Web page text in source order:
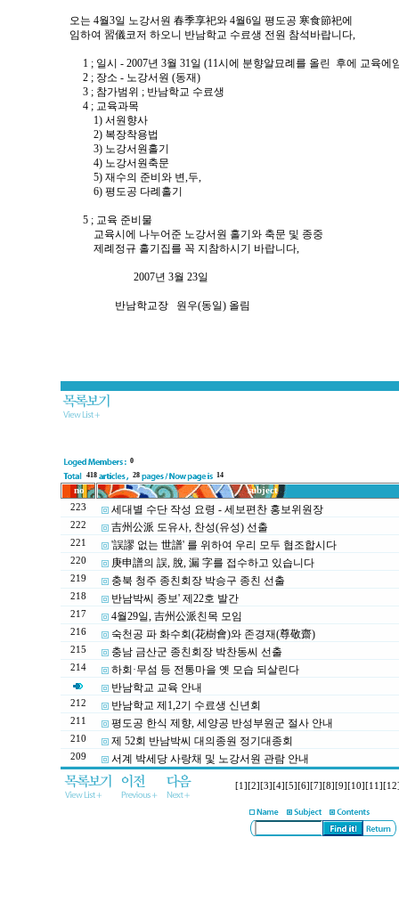
오는 4월3일 노강서원 春季享祀와 4월6일 평도공 寒食節祀에
임하여 習儀코저 하오니 반남학교 수료생 전원 참석바랍니다,
1 ; 일시 - 2007년 3월 31일 (11시에 분향알묘례를 올린 후에 교육에
2 ; 장소 - 노강서원 (동재)
3 ; 참가범위 ; 반남학교 수료생
4 ; 교육과목
1) 서원향사
2) 복장착용법
3) 노강서원홀기
4) 노강서원축문
5) 재수의 준비와 변,두,
6) 평도공 다례홀기
5 ; 교육 준비물
교육시에 나누어준 노강서원 홀기와 축문 및 종중
제례정규 홀기집를 꼭 지참하시기 바랍니다,
2007년 3월 23일
반남학교장 원우(동일) 올림
0
418
28 14
no
subject
223
세대별 수단 작성 요령 - 세보편찬 홍보위원장
222 吉州公派 도유사, 찬성(유성) 선출
221 '誤謬 없는 世譜' 를 위하여 우리 모두 협조합시다
220 庚申譜의 誤, 脫, 漏 字를 접수하고 있습니다
219 충북 청주 종친회장 박승구 종친 선출
218 반남박씨 종보' 제22호 발간
217 4월29일, 吉州公派친목 모임
216 숙천공 파 화수회(花樹會)와 존경재(尊敬齋)
215 충남 금산군 종친회장 박찬동씨 선출
214
하회·무섬 등 전통마을 옛 모습 되살린다
반남학교 교육 안내
212 반남학교 제1,2기 수료생 신년회
211 평도공 한식 제향, 세양공 반성부원군 절사 안내
210 제 52회 반남박씨 대의종원 정기대종회
209 서계 박세당 사랑채 및 노강서원 관람 안내
[1] [2] [3] [4] [5] [6] [7] [8] [9] [10] [11]